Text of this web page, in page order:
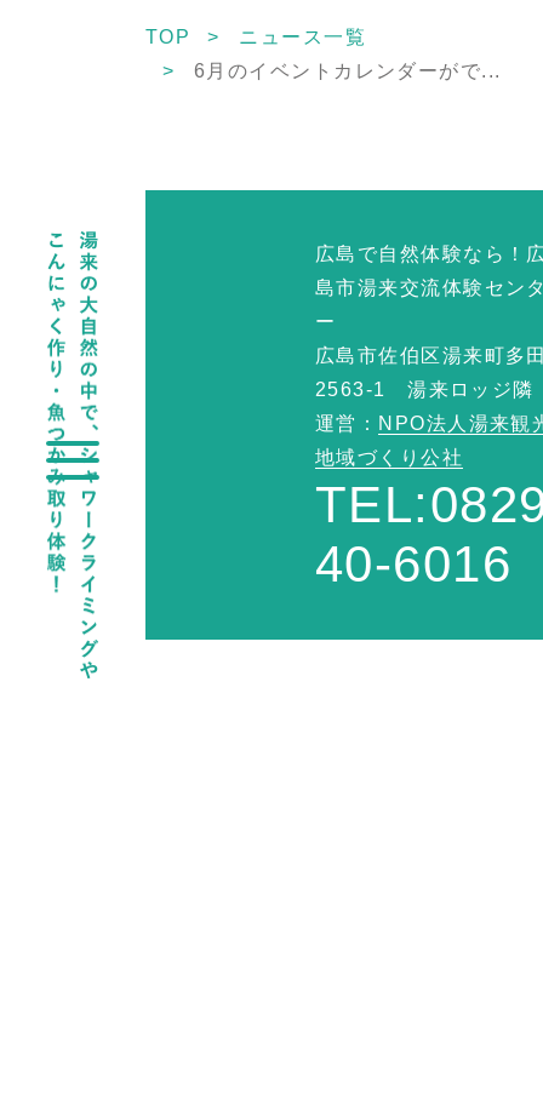
TOP
ニュース一覧
6月のイベントカレンダーがで...
広島で自然体験なら！
島市湯来交流体験セン
ー
広島市佐伯区湯来町多
2563-1 湯来ロッジ隣
運営： NPO法人湯来観
地域づくり公社
40-6016